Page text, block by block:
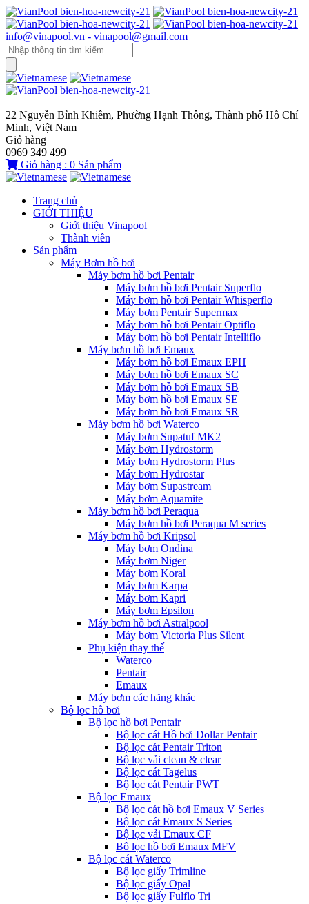
info@vinapool.vn - vinapool@gmail.com
22 Nguyễn Bỉnh Khiêm, Phường Hạnh Thông, Thành phố Hồ Chí
Minh, Việt Nam
Giỏ hàng
0969 349 499
Giỏ hàng : 0 Sản phẩm
Trang chủ
GIỚI THIỆU
Giới thiệu Vinapool
Thành viên
Sản phẩm
Máy Bơm hồ bơi
Máy bơm hồ bơi Pentair
Máy bơm hồ bơi Pentair Superflo
Máy bơm hồ bơi Pentair Whisperflo
Máy bơm Pentair Supermax
Máy bơm hồ bơi Pentair Optiflo
Máy bơm hồ bơi Pentair Intelliflo
Máy bơm hồ bơi Emaux
Máy bơm hồ bơi Emaux EPH
Máy bơm hồ bơi Emaux SC
Máy bơm hồ bơi Emaux SB
Máy bơm hồ bơi Emaux SE
Máy bơm hồ bơi Emaux SR
Máy bơm hồ bơi Waterco
Máy bơm Supatuf MK2
Máy bơm Hydrostorm
Máy bơm Hydrostorm Plus
Máy bơm Hydrostar
Máy bơm Supastream
Máy bơm Aquamite
Máy bơm hồ bơi Peraqua
Máy bơm hồ bơi Peraqua M series
Máy bơm hồ bơi Kripsol
Máy bơm Ondina
Máy bơm Niger
Máy bơm Koral
Máy bơm Karpa
Máy bơm Kapri
Máy bơm Epsilon
Máy bơm hồ bơi Astralpool
Máy bơm Victoria Plus Silent
Phụ kiện thay thế
Waterco
Pentair
Emaux
Máy bơm các hãng khác
Bộ lọc hồ bơi
Bộ lọc hồ bơi Pentair
Bộ lọc cát Hồ bơi Dollar Pentair
Bộ lọc cát Pentair Triton
Bộ lọc vải clean & clear
Bộ lọc cát Tagelus
Bộ lọc cát Pentair PWT
Bộ lọc Emaux
Bộ lọc cát hồ bơi Emaux V Series
Bộ lọc cát Emaux S Series
Bộ lọc vải Emaux CF
Bô lọc hồ bơi Emaux MFV
Bộ lọc cát Waterco
Bộ lọc giấy Trimline
Bộ lọc giấy Opal
Bộ lọc giấy Fulflo Tri